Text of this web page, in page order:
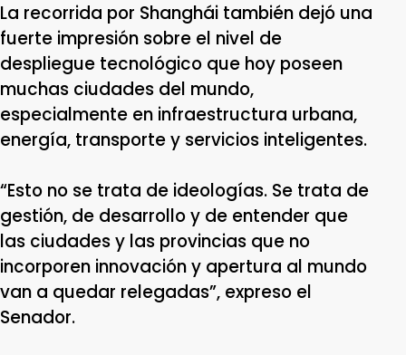
La recorrida por Shanghái también dejó una
fuerte impresión sobre el nivel de
despliegue tecnológico que hoy poseen
muchas ciudades del mundo,
especialmente en infraestructura urbana,
energía, transporte y servicios inteligentes.
“Esto no se trata de ideologías. Se trata de
gestión, de desarrollo y de entender que
las ciudades y las provincias que no
incorporen innovación y apertura al mundo
van a quedar relegadas”, expreso el
Senador.